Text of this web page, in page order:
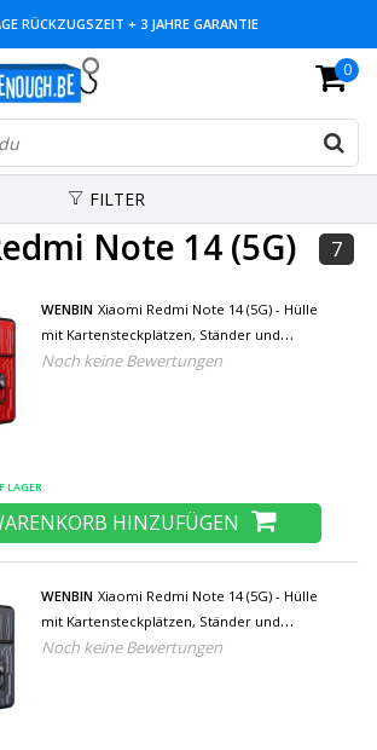
RÜCKZUGSZEIT + 3 JAHRE GARANTIE
PREISE UND GROSSE AUSWAHL 0
FILTER
Note 14 (5G) 7
WENBIN Xiaomi Redmi Note 14 (5G) - Hülle
mit Kartensteckplätzen, Ständer und
Kamera-Folie - Pop-Grip-Cover - Rot
Noch keine Bewertungen
LAGER
HINZUFÜGEN
WENBIN Xiaomi Redmi Note 14 (5G) - Hülle
mit Kartensteckplätzen, Ständer und
Kamera-Folie - Pop-Grip-Cover - Grau
Noch keine Bewertungen